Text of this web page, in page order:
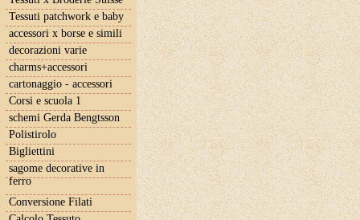
Tessuti patchwork e baby
accessori x borse e simili
decorazioni varie
charms+accessori
cartonaggio - accessori
Corsi e scuola 1
schemi Gerda Bengtsson
Polistirolo
Bigliettini
sagome decorative in
ferro
Conversione Filati